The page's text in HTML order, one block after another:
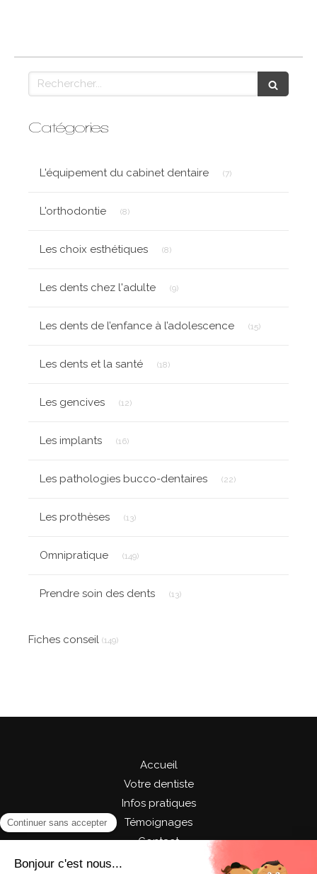
Rechercher
Catégories
L'équipement du cabinet dentaire (7)
L'orthodontie (8)
Les choix esthétiques (8)
Les dents chez l'adulte (9)
Les dents de l’enfance à l’adolescence (15)
Les dents et la santé (18)
Les gencives (12)
Les implants (16)
Les pathologies bucco-dentaires (22)
Les prothèses (13)
Omnipratique (149)
Prendre soin des dents (13)
Fiches conseil (149)
Accueil
Votre dentiste
Infos pratiques
Témoignages
Contact
©2024 Cabinet Dentaire du Centre - Chirurgie